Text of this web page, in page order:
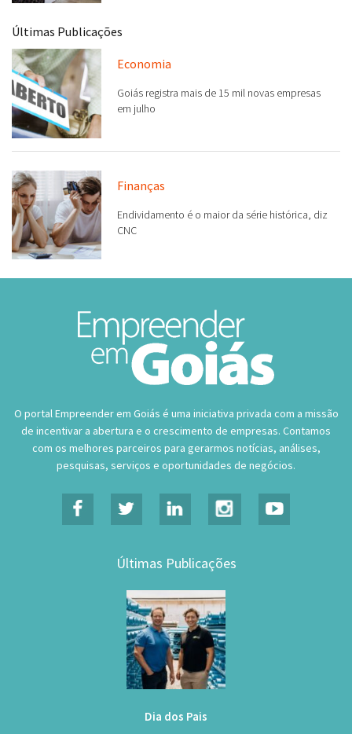
Últimas Publicações
Economia
Goiás registra mais de 15 mil novas empresas
em julho
Finanças
Endividamento é o maior da série histórica, diz
CNC
O portal Empreender em Goiás é uma iniciativa privada com a missão
de incentivar a abertura e o crescimento de empresas. Contamos
com os melhores parceiros para gerarmos notícias, análises,
pesquisas, serviços e oportunidades de negócios.
Últimas Publicações
Dia dos Pais